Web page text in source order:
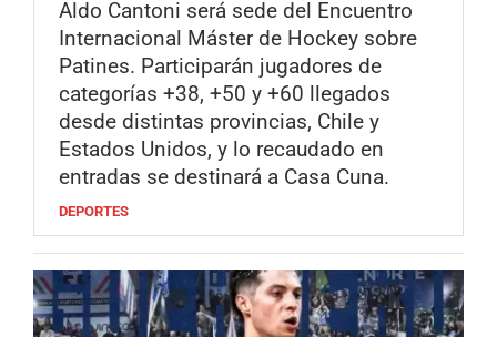
Aldo Cantoni será sede del Encuentro
Internacional Máster de Hockey sobre
Patines. Participarán jugadores de
categorías +38, +50 y +60 llegados
desde distintas provincias, Chile y
Estados Unidos, y lo recaudado en
entradas se destinará a Casa Cuna.
DEPORTES